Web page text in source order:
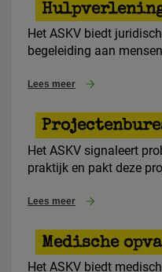
Het ASKV biedt
begeleiding aan
Lees meer
Het ASKV signaleert
praktijk en pakt deze
Lees meer
Medische
Het ASKV biedt